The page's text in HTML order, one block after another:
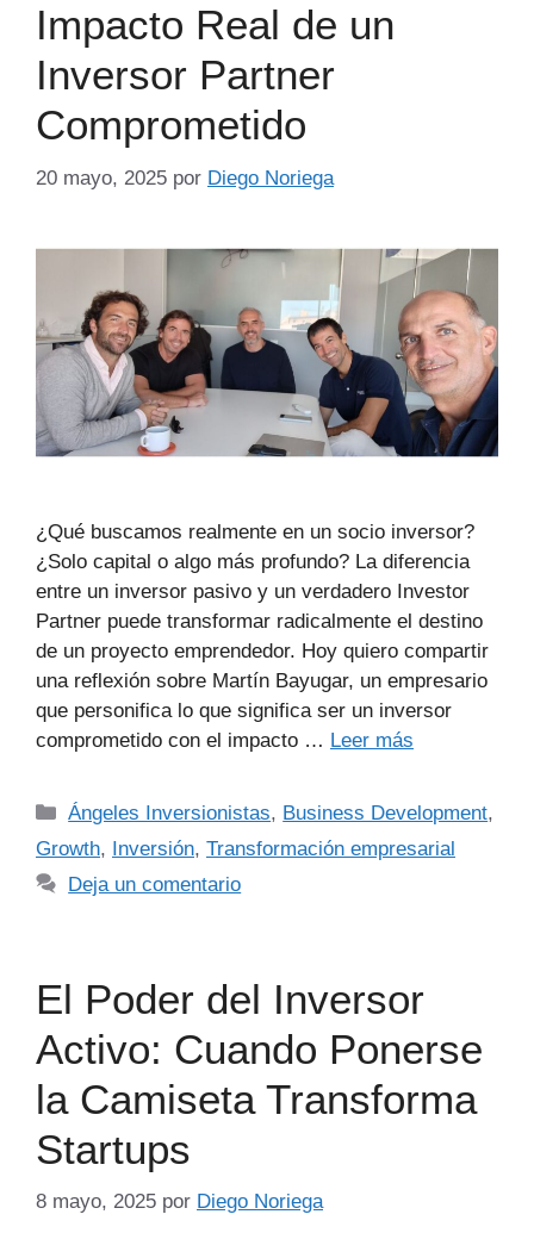
Impacto Real de un
Inversor Partner
Comprometido
20 mayo, 2025 por Diego Noriega
¿Qué buscamos realmente en un socio inversor?
¿Solo capital o algo más profundo? La diferencia
entre un inversor pasivo y un verdadero Investor
Partner puede transformar radicalmente el destino
de un proyecto emprendedor. Hoy quiero compartir
una reflexión sobre Martín Bayugar, un empresario
que personifica lo que significa ser un inversor
comprometido con el impacto … Leer más
Ángeles Inversionistas, Business Development,
Growth, Inversión, Transformación empresarial
Deja un comentario
El Poder del Inversor
Activo: Cuando Ponerse
la Camiseta Transforma
Startups
8 mayo, 2025 por Diego Noriega